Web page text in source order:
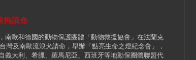
狗請命
歐和德國的動物保護團體「動物救援協會」在法蘭克
灣及南歐流浪犬請命，舉辦「點亮生命之燈紀念會」，
義大利、希臘、羅馬尼亞、西班牙等地動保團體聯盟代